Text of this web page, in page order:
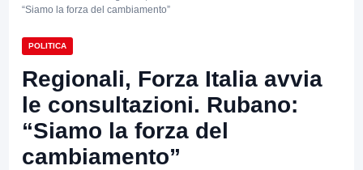
“Siamo la forza del cambiamento”
POLITICA
Regionali, Forza Italia avvia
le consultazioni. Rubano:
“Siamo la forza del
cambiamento”